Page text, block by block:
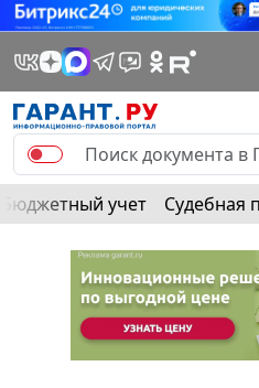
Бюджетный учет Судебная